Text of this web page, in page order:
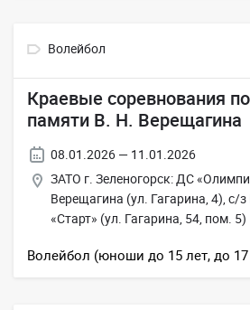
Волейбол
Краевые соревнования
памяти В. Н. Верещагина
08.01.2026 — 11.01.2026
ЗАТО г. Зеленогорск: ДС
Верещагина (ул. Гагарина, 4),
«Старт» (ул. Гагарина, 54, пом. 5)
Волейбол (юноши до 15 лет, до 17